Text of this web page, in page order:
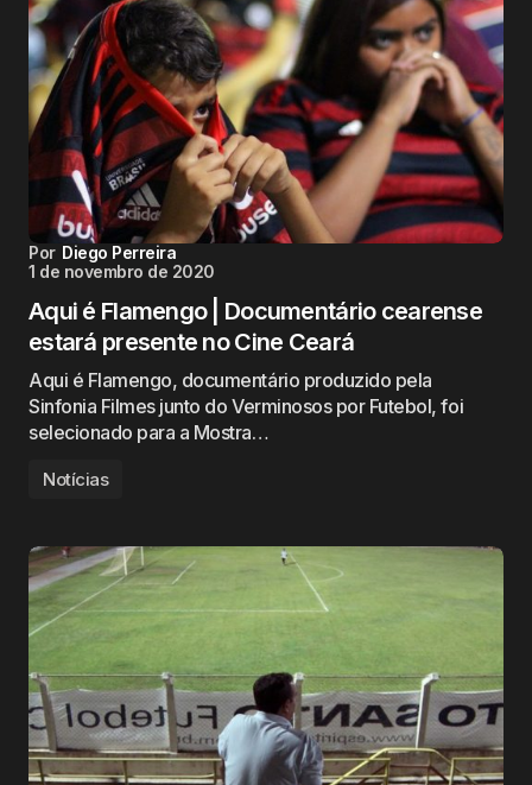
Por Diego Perreira
1 de novembro de 2020
Aqui é Flamengo | Documentário cearense
estará presente no Cine Ceará
Aqui é Flamengo, documentário produzido pela
Sinfonia Filmes junto do Verminosos por Futebol, foi
selecionado para a Mostra…
Notícias